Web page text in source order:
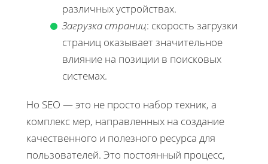
различных устройствах.
Загрузка страниц: скорость загрузки
страниц оказывает значительное
влияние на позиции в поисковых
системах.
Но SEO — это не просто набор техник, а
комплекс мер, направленных на создание
качественного и полезного ресурса для
пользователей. Это постоянный процесс,